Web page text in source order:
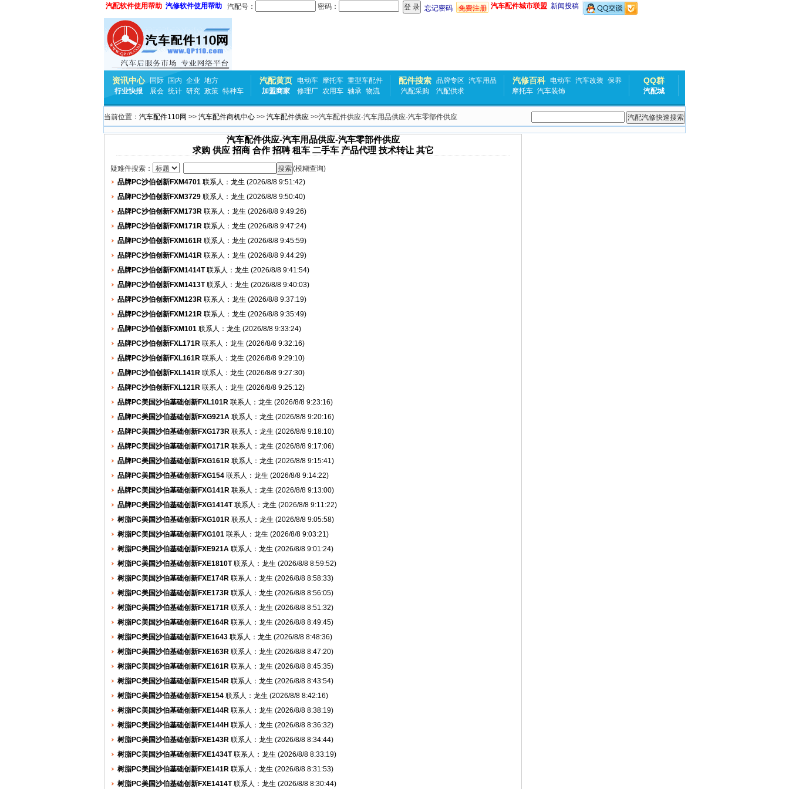
汽配软件使用帮助 汽修软件使用帮助 汽配号： 密码： 忘记密码 免费注册 汽车配件城市联盟 新闻投稿
资讯中心 国际 国内 企业 地方
行业快报
展会 统计 研究 政策 特种车
汽配黄页 电动车 摩托车 重型车配件
加盟商家
修理厂 农用车 轴承 物流
配件搜索 品牌专区 汽车用品
汽配采购
汽配供求
汽修百科 电动车 汽车改装 保养
摩托车 汽车装饰
QQ群
汽配城
当前位置： 汽车配件110网 >> 汽车配件商机中心 >> 汽车配件供应 >>汽车配件供应-汽车用品供应-汽车零部件供应
汽车配件供应-汽车用品供应-汽车零部件供应
求购 供应 招商 合作 招聘 租车 二手车 产品代理 技术转让 其它
疑难件搜索：
(模糊查询)
品牌PC沙伯创新FXM4701 联系人：龙生 (2026/8/8 9:51:42)
品牌PC沙伯创新FXM3729 联系人：龙生 (2026/8/8 9:50:40)
品牌PC沙伯创新FXM173R 联系人：龙生 (2026/8/8 9:49:26)
品牌PC沙伯创新FXM171R 联系人：龙生 (2026/8/8 9:47:24)
品牌PC沙伯创新FXM161R 联系人：龙生 (2026/8/8 9:45:59)
品牌PC沙伯创新FXM141R 联系人：龙生 (2026/8/8 9:44:29)
品牌PC沙伯创新FXM1414T联系人：龙生 (2026/8/8 9:41:54)
品牌PC沙伯创新FXM1413T联系人：龙生 (2026/8/8 9:40:03)
品牌PC沙伯创新FXM123R 联系人：龙生 (2026/8/8 9:37:19)
品牌PC沙伯创新FXM121R 联系人：龙生 (2026/8/8 9:35:49)
品牌PC沙伯创新FXM101 联系人：龙生 (2026/8/8 9:33:24)
品牌PC沙伯创新FXL171R 联系人：龙生 (2026/8/8 9:32:16)
品牌PC沙伯创新FXL161R 联系人：龙生 (2026/8/8 9:29:10)
品牌PC沙伯创新FXL141R 联系人：龙生 (2026/8/8 9:27:30)
品牌PC沙伯创新FXL121R 联系人：龙生 (2026/8/8 9:25:12)
品牌PC美国沙伯基础创新FXL101R 联系人：龙生 (2026/8/8 9:23:16)
品牌PC美国沙伯基础创新FXG921A 联系人：龙生 (2026/8/8 9:20:16)
品牌PC美国沙伯基础创新FXG173R 联系人：龙生 (2026/8/8 9:18:10)
品牌PC美国沙伯基础创新FXG171R 联系人：龙生 (2026/8/8 9:17:06)
品牌PC美国沙伯基础创新FXG161R 联系人：龙生 (2026/8/8 9:15:41)
品牌PC美国沙伯基础创新FXG154 联系人：龙生 (2026/8/8 9:14:22)
品牌PC美国沙伯基础创新FXG141R 联系人：龙生 (2026/8/8 9:13:00)
品牌PC美国沙伯基础创新FXG1414T联系人：龙生 (2026/8/8 9:11:22)
树脂PC美国沙伯基础创新FXG101R 联系人：龙生 (2026/8/8 9:05:58)
树脂PC美国沙伯基础创新FXG101 联系人：龙生 (2026/8/8 9:03:21)
树脂PC美国沙伯基础创新FXE921A 联系人：龙生 (2026/8/8 9:01:24)
树脂PC美国沙伯基础创新FXE1810T联系人：龙生 (2026/8/8 8:59:52)
树脂PC美国沙伯基础创新FXE174R 联系人：龙生 (2026/8/8 8:58:33)
树脂PC美国沙伯基础创新FXE173R 联系人：龙生 (2026/8/8 8:56:05)
树脂PC美国沙伯基础创新FXE171R 联系人：龙生 (2026/8/8 8:51:32)
树脂PC美国沙伯基础创新FXE164R 联系人：龙生 (2026/8/8 8:49:45)
树脂PC美国沙伯基础创新FXE1643 联系人：龙生 (2026/8/8 8:48:36)
树脂PC美国沙伯基础创新FXE163R 联系人：龙生 (2026/8/8 8:47:20)
树脂PC美国沙伯基础创新FXE161R 联系人：龙生 (2026/8/8 8:45:35)
树脂PC美国沙伯基础创新FXE154R 联系人：龙生 (2026/8/8 8:43:54)
树脂PC美国沙伯基础创新FXE154 联系人：龙生 (2026/8/8 8:42:16)
树脂PC美国沙伯基础创新FXE144R 联系人：龙生 (2026/8/8 8:38:19)
树脂PC美国沙伯基础创新FXE144H 联系人：龙生 (2026/8/8 8:36:32)
树脂PC美国沙伯基础创新FXE143R 联系人：龙生 (2026/8/8 8:34:44)
树脂PC美国沙伯基础创新FXE1434T联系人：龙生 (2026/8/8 8:33:19)
树脂PC美国沙伯基础创新FXE141R 联系人：龙生 (2026/8/8 8:31:53)
树脂PC美国沙伯基础创新FXE1414T联系人：龙生 (2026/8/8 8:30:44)